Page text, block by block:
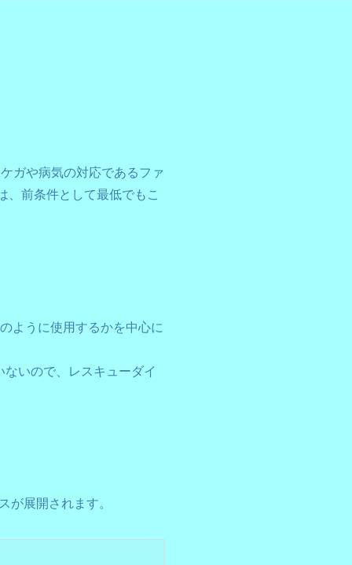
ガや病気の対応であるファ
、前条件として最低でもこ
ように使用するかを中心に
いので、レスキューダイ
展開されます。